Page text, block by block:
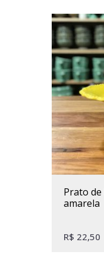
prato de bolo cerâmica
amarela
R$ 22,50